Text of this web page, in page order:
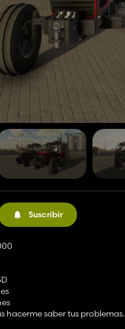
Suscribir
hacerme saber tus problemas.